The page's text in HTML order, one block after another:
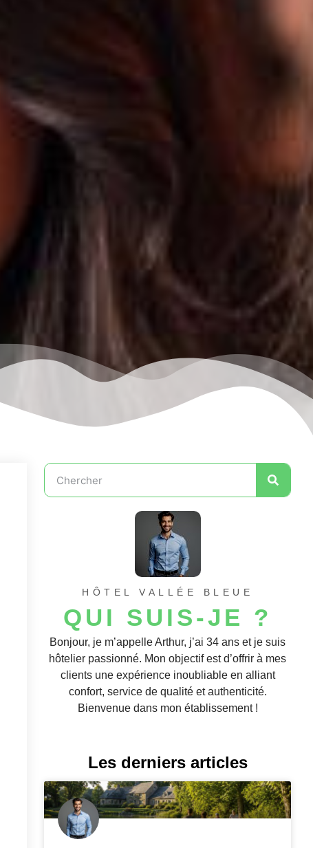
HÔTEL VALLÉE BLEUE
QUI SUIS-JE ?
Bonjour, je m’appelle Arthur, j’ai 34 ans et je suis
hôtelier passionné. Mon objectif est d’offrir à mes
clients une expérience inoubliable en alliant
confort, service de qualité et authenticité.
Bienvenue dans mon établissement !
Les derniers articles